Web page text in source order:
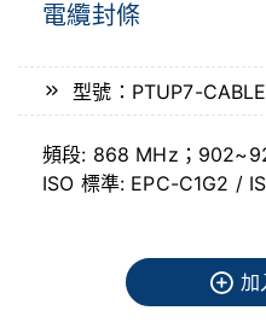
電纜封條
型號：PTUP7-
頻段: 868 MHz；
ISO 標準: EPC-C1G2 /
加